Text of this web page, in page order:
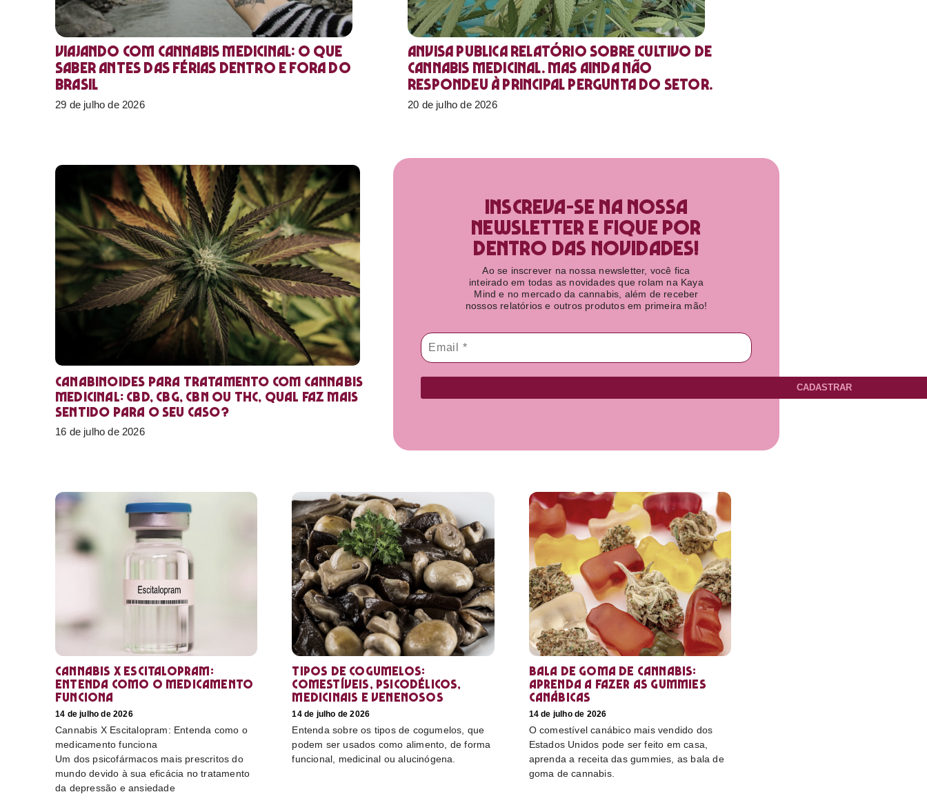
Viajando com cannabis medicinal: o que
saber antes das férias dentro e fora do
Brasil
29 de julho de 2026
Anvisa publica relatório sobre cultivo de
Cannabis medicinal. Mas ainda não
respondeu à principal pergunta do setor.
20 de julho de 2026
Canabinoides para tratamento com cannabis
medicinal: CBD, CBG, CBN ou THC, qual faz mais
sentido para o seu caso?
16 de julho de 2026
Inscreva-se na nossa
newsletter e fique por
dentro das novidades!​
Ao se inscrever na nossa newsletter, você fica
inteirado em todas as novidades que rolam na Kaya
Mind e no mercado da cannabis, além de receber
nossos relatórios e outros produtos em primeira mão!
CADASTRAR
Cannabis X Escitalopram:
Entenda como o medicamento
funciona
14 de julho de 2026
Cannabis X Escitalopram: Entenda como o
medicamento funciona
Um dos psicofármacos mais prescritos do
mundo devido à sua eficácia no tratamento
da depressão e ansiedade
Tipos de cogumelos:
comestíveis, psicodélicos,
medicinais e venenosos
14 de julho de 2026
Entenda sobre os tipos de cogumelos, que
podem ser usados como alimento, de forma
funcional, medicinal ou alucinógena.
Bala de goma de cannabis:
aprenda a fazer as gummies
canábicas
14 de julho de 2026
O comestível canábico mais vendido dos
Estados Unidos pode ser feito em casa,
aprenda a receita das gummies, as bala de
goma de cannabis.